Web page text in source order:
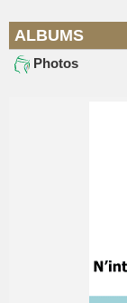
ALBUMS
Photos